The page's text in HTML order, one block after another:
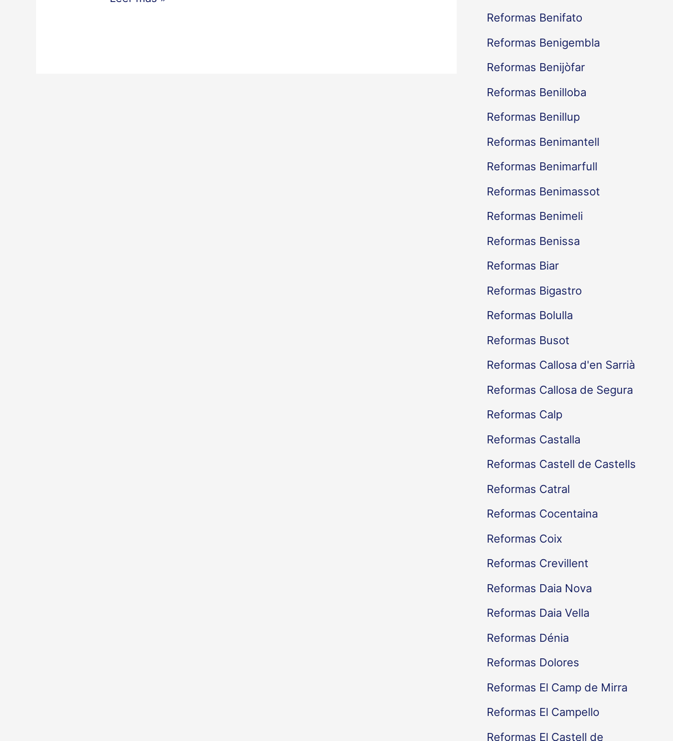
Reformas Benifato
Reformas Benigembla
Reformas Benijòfar
Reformas Benilloba
Reformas Benillup
Reformas Benimantell
Reformas Benimarfull
Reformas Benimassot
Reformas Benimeli
Reformas Benissa
Reformas Biar
Reformas Bigastro
Reformas Bolulla
Reformas Busot
Reformas Callosa d'en Sarrià
Reformas Callosa de Segura
Reformas Calp
Reformas Castalla
Reformas Castell de Castells
Reformas Catral
Reformas Cocentaina
Reformas Coix
Reformas Crevillent
Reformas Daia Nova
Reformas Daia Vella
Reformas Dénia
Reformas Dolores
Reformas El Camp de Mirra
Reformas El Campello
Reformas El Castell de